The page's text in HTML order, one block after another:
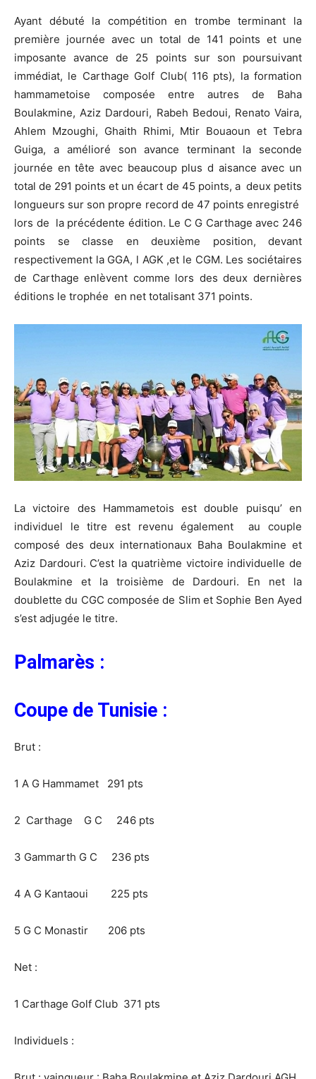
Ayant débuté la compétition en trombe terminant la
première journée avec un total de 141 points et une
imposante avance de 25 points sur son poursuivant
immédiat, le Carthage Golf Club( 116 pts), la formation
hammametoise composée entre autres de Baha
Boulakmine, Aziz Dardouri, Rabeh Bedoui, Renato Vaira,
Ahlem Mzoughi, Ghaith Rhimi, Mtir Bouaoun et Tebra
Guiga, a amélioré son avance terminant la seconde
journée en tête avec beaucoup plus d aisance avec un
total de 291 points et un écart de 45 points, a deux petits
longueurs sur son propre record de 47 points enregistré
lors de la précédente édition. Le C G Carthage avec 246
points se classe en deuxième position, devant
respectivement la GGA, l AGK ,et le CGM. Les sociétaires
de Carthage enlèvent comme lors des deux dernières
éditions le trophée en net totalisant 371 points.
La victoire des Hammametois est double puisqu’ en
individuel le titre est revenu également au couple
composé des deux internationaux Baha Boulakmine et
Aziz Dardouri. C’est la quatrième victoire individuelle de
Boulakmine et la troisième de Dardouri. En net la
doublette du CGC composée de Slim et Sophie Ben Ayed
s’est adjugée le titre.
Palmarès :
Coupe de Tunisie :
Brut :
1 A G Hammamet 291 pts
2 Carthage G C 246 pts
3 Gammarth G C 236 pts
4 A G Kantaoui 225 pts
5 G C Monastir 206 pts
Net :
1 Carthage Golf Club 371 pts
Individuels :